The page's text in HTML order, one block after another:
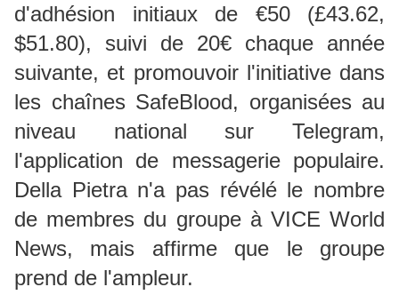
d'adhésion initiaux de €50 (£43.62,
$51.80), suivi de 20€ chaque année
suivante, et promouvoir l'initiative dans
les chaînes SafeBlood, organisées au
niveau national sur Telegram,
l'application de messagerie populaire.
Della Pietra n'a pas révélé le nombre
de membres du groupe à VICE World
News, mais affirme que le groupe
prend de l'ampleur.